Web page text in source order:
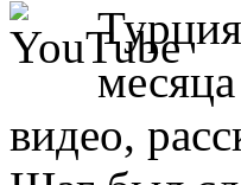
видео,